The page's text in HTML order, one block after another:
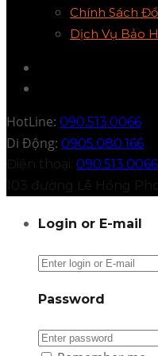
Chính Sách
Dịch Vụ Bảo
HotLine: 090.513.0066
Di Động: 0905.080.166
Điện thoại: 090.513.0066
103 đường Lê Hồng
Login or E-mail
Password